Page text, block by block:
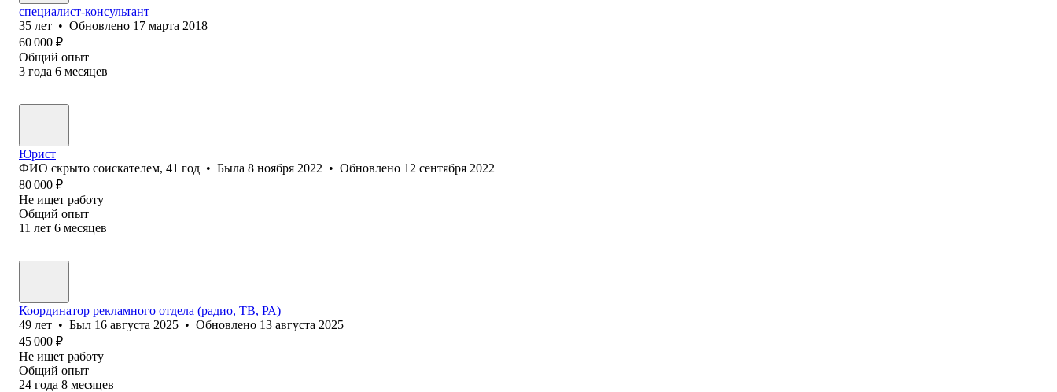
специалист-консультант
35 лет • Обновлено 17 марта 2018
60 000 ₽
Общий опыт
3 года 6 месяцев
Юрист
ФИО скрыто соискателем, 41 год • Была 8 ноября 2022 • Обновлено 12 сентября 2022
80 000 ₽
Не ищет работу
Общий опыт
11 лет 6 месяцев
Координатор рекламного отдела (радио, ТВ, РА)
49 лет • Был 16 августа 2025 • Обновлено 13 августа 2025
45 000 ₽
Не ищет работу
Общий опыт
24 года 8 месяцев